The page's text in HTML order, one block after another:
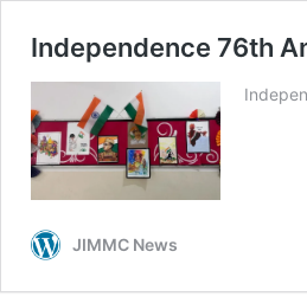
Independence 76th
JIMMC News